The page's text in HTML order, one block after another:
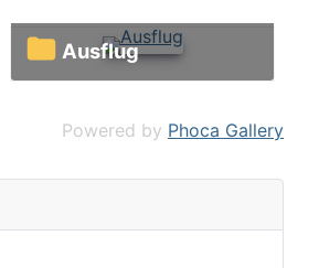
Ausflug
Powered by Phoca Gallery